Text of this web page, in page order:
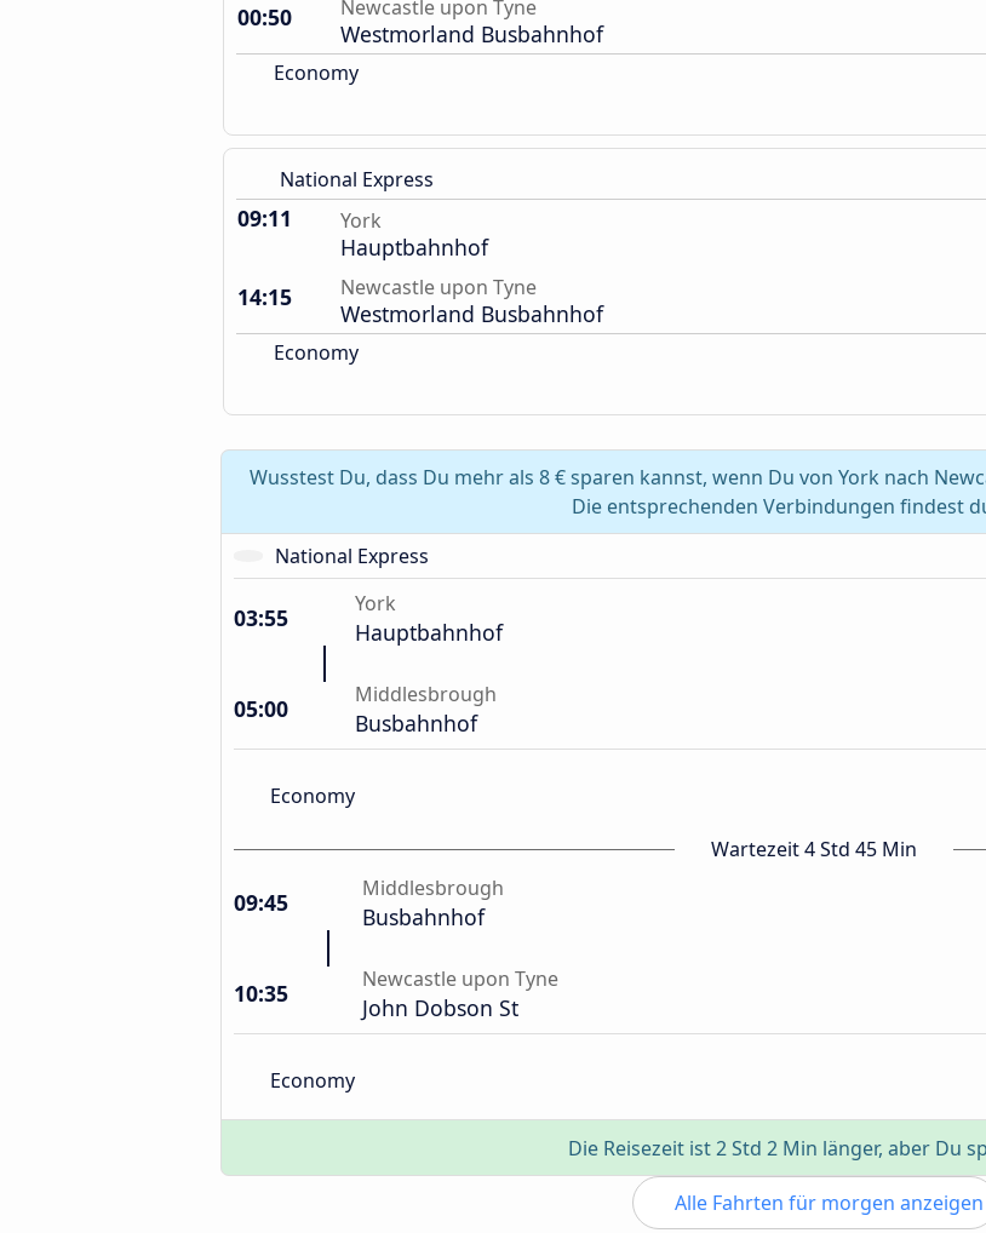
00:50
Newcastle upon Tyne
Westmorland Busbahnhof
Economy
National Express
09:11 York
Hauptbahnhof
14:15
Newcastle upon Tyne
Westmorland Busbahnhof
Economy
Wusstest Du, dass Du mehr als 8 € sparen kannst, wenn Du von York nach
Die entsprechenden Verbindungen findest
National Express
03:55 York
Hauptbahnhof
05:00 Middlesbrough
Busbahnhof
Economy
Wartezeit 4 Std 45 Min
09:45 Middlesbrough
Busbahnhof
10:35 Newcastle upon Tyne
John Dobson St
Economy
Die Reisezeit ist 2 Std 2 Min länger, aber Du
Alle Fahrten für morgen anzeigen